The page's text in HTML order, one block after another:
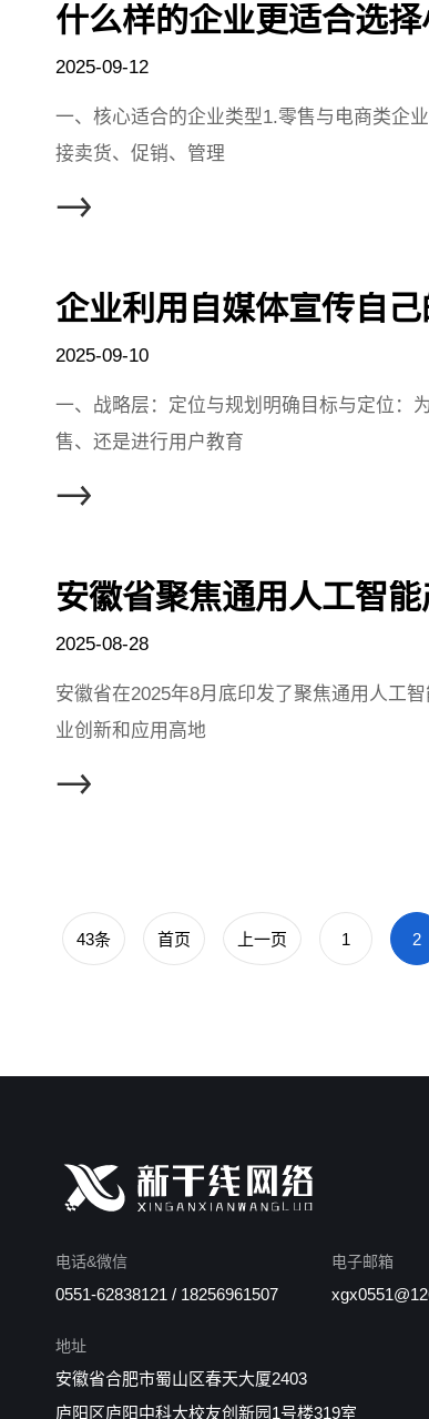
什么样的企业更适合选择
2025-09-12
一、核心适合的企业类型1.零售与电商类企
接卖货、促销、管理
企业利用自媒体宣传自
2025-09-10
一、战略层：定位与规划明确目标与定位：
售、还是进行用户教育
安徽省聚焦通用人工智
2025-08-28
安徽省在2025年8月底印发了聚焦通用人工
业创新和应用高地
43条 首页 上一页 1 2
电话&微信
0551-62838121 / 18256961507
电子邮箱
地址
安徽省合肥市蜀山区春天大厦2403
庐阳区庐阳中科大校友创新园1号楼319室